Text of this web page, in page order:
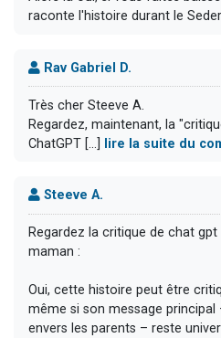
raconte l'histoire durant le Seder
Rav Gabriel D.
Très cher Steeve A.
Regardez, maintenant, la
ChatGPT [...]
lire la suite du
Steeve A.
Regardez la critique de chat
maman :
Oui, cette histoire peut être
même si son message
envers les parents – reste